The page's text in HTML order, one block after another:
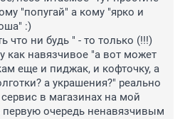
"попугай" а кому "ярко и
:)
что ни будь " - то только (!!!)
как навязчивое "а вот может
еще и пиджак, и кофточку, а
а украшения?" реально
в магазинах на мой
очередь ненавязчивым